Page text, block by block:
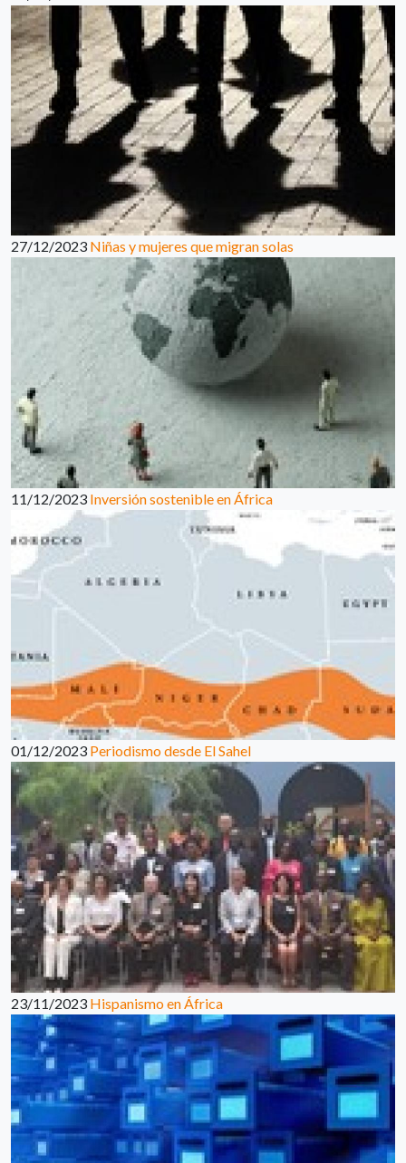
27/12/2023 Niñas y mujeres que migran solas
11/12/2023 Inversión sostenible en África
01/12/2023 Periodismo desde El Sahel
23/11/2023 Hispanismo en África